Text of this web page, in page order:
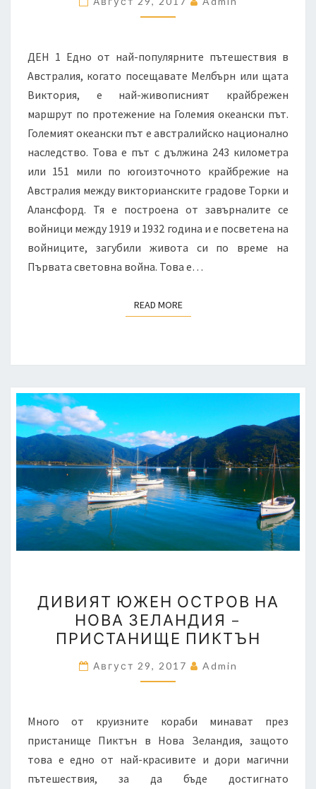
В
ЕКСКУРЗИЯ
–
I
ЧАСТ
ДЕН 1 Едно от най-популярните пътешествия в
Австралия, когато посещавате Мелбърн или щата
Виктория, е най-живописният крайбрежен
маршрут по протежение на Големия океански път.
Големият океански път е австралийско национално
наследство. Това е път с дължина 243 километра
или 151 мили по югоизточното крайбрежие на
Австралия между викторианските градове Торки и
Алансфорд. Тя е построена от завърналите се
войници между 1919 и 1932 година и е посветена на
войниците, загубили живота си по време на
Първата световна война. Това е…
READ MOREREAD MORE
ЮЖЕН
ОСТРОВ
НА
НОВА
ЗЕЛАНДИЯ
ПРИСТАНИЩЕ
ПИКТЪН
ДИВИЯТ ЮЖЕН ОСТРОВ НА
НОВА ЗЕЛАНДИЯ –
ПРИСТАНИЩЕ ПИКТЪН
Август 29, 2017 Admin
Много от круизните кораби минават през
пристанище Пиктън в Нова Зеландия, защото
това е едно от най-красивите и дори магични
пътешествия, за да бъде достигнато